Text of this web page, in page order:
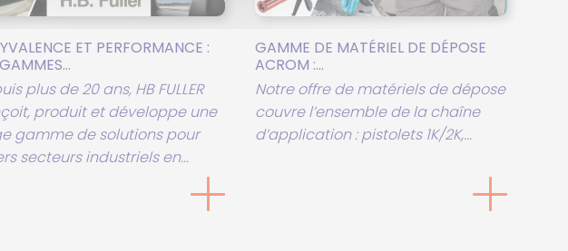
ET PERFORMANCE :
plus de 20 ans, HB FULLER
produit et développe une
gamme de solutions pour
secteurs industriels en...
GAMME DE MATÉRIEL DE DÉPOSE
ACROM :...
Notre offre de matériels de dépose
couvre l’ensemble de la chaîne
d’application : pistolets 1K/2K,...